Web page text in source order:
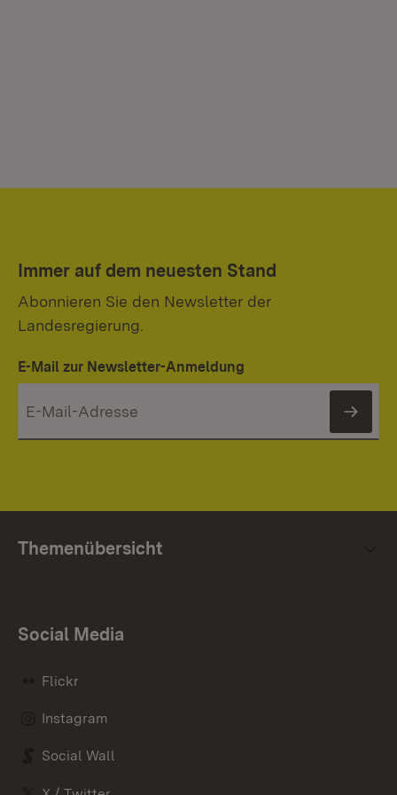
Immer auf dem neuesten Stand
Abonnieren Sie den Newsletter der
Landesregierung.
E-Mail zur Newsletter-Anmeldung
Themenübersicht
Social Media
Flickr
Instagram
Social Wall